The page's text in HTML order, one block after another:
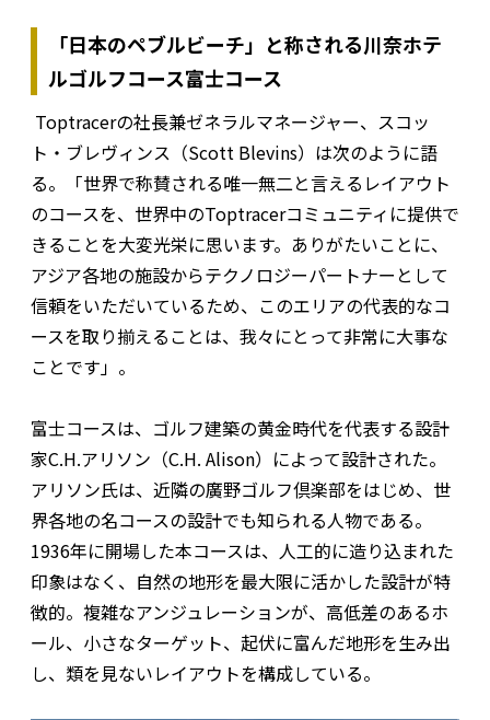
「日本のペブルビーチ」と称される川奈ホテ
ルゴルフコース富士コース
Toptracerの社長兼ゼネラルマネージャー、スコッ
ト・ブレヴィンス（Scott Blevins）は次のように語
る。「世界で称賛される唯一無二と言えるレイアウト
のコースを、世界中のToptracerコミュニティに提供で
きることを大変光栄に思います。ありがたいことに、
アジア各地の施設からテクノロジーパートナーとして
信頼をいただいているため、このエリアの代表的なコ
ースを取り揃えることは、我々にとって非常に大事な
ことです」。
富士コースは、ゴルフ建築の黄金時代を代表する設計
家C.H.アリソン（C.H. Alison）によって設計された。
アリソン氏は、近隣の廣野ゴルフ倶楽部をはじめ、世
界各地の名コースの設計でも知られる人物である。
1936年に開場した本コースは、人工的に造り込まれた
印象はなく、自然の地形を最大限に活かした設計が特
徴的。複雑なアンジュレーションが、高低差のあるホ
ール、小さなターゲット、起伏に富んだ地形を生み出
し、類を見ないレイアウトを構成している。